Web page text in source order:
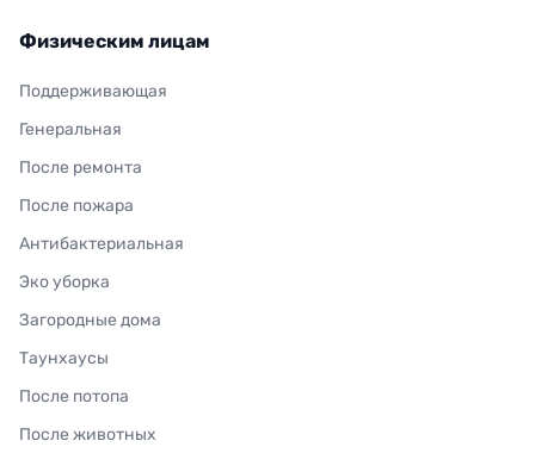
Физическим лицам
Поддерживающая
Генеральная
После ремонта
После пожара
Антибактериальная
Эко уборка
Загородные дома
Таунхаусы
После потопа
После животных